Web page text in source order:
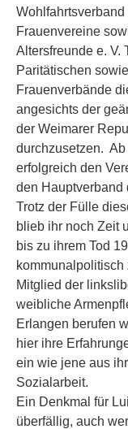
Frauenvereine
Altersfreunde e. V.
Paritätischen
Frauenverbände
angesichts der
der Weimarer
durchzusetzen.
erfolgreich den
den Hauptverband
Trotz der Fülle
blieb ihr noch Zeit
bis zu ihrem Tod
Mitglied der
weibliche
Erlangen berufen
hier ihre
ein wie jene aus
Sozialarbeit.
Ein Denkmal für
überfällig, auch